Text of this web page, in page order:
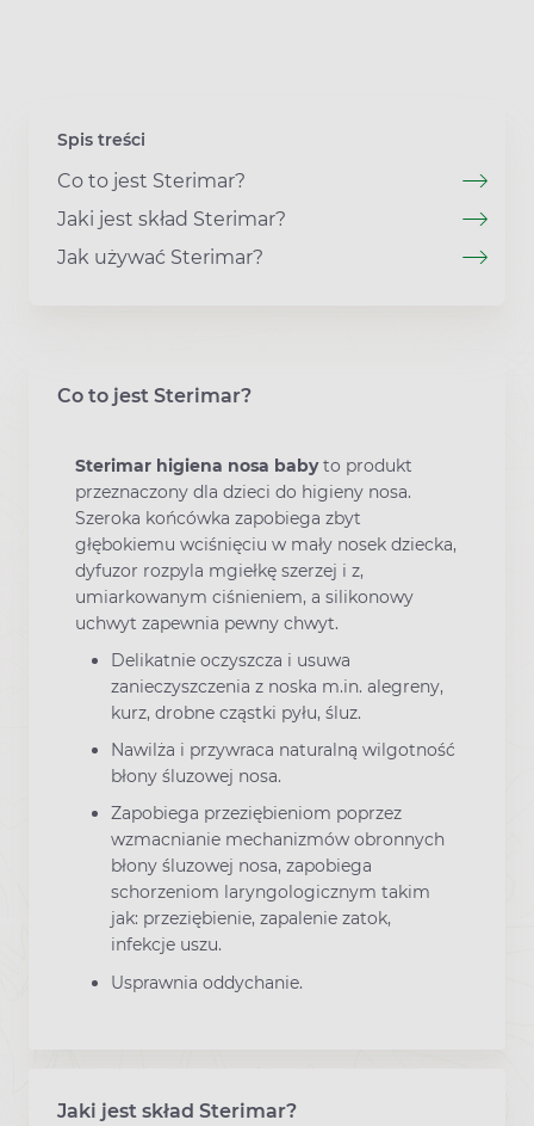
Spis treści
Co to jest Sterimar?
Jaki jest skład Sterimar?
Jak używać Sterimar?
Co to jest Sterimar?
Sterimar higiena nosa babyto produkt
przeznaczony dla dzieci do higieny nosa.
Szeroka końcówka zapobiega zbyt
głębokiemu wciśnięciu w mały nosek dziecka,
dyfuzor rozpyla mgiełkę szerzej i z,
umiarkowanym ciśnieniem, a silikonowy
uchwyt zapewnia pewny chwyt.
Delikatnie oczyszcza i usuwa
zanieczyszczenia z noska m.in. alegreny,
kurz, drobne cząstki pyłu, śluz.
Nawilża i przywraca naturalną wilgotność
błony śluzowej nosa.
Zapobiega przeziębieniom poprzez
wzmacnianie mechanizmów obronnych
błony śluzowej nosa, zapobiega
schorzeniom laryngologicznym takim
jak: przeziębienie, zapalenie zatok,
infekcje uszu.
Usprawnia oddychanie.
Jaki jest skład Sterimar?